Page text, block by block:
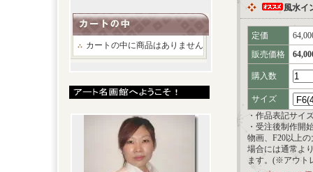
カートの中に商品はありません
風水イ
定価
販売価格
購入数
サイズ
・作品表記サイ
・受注後制作開
物画、F20以上
場合には通常よ
ます。(※アウト